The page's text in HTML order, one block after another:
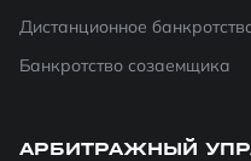
Дистанционное
Банкротство созаемщика
АРБИТРАЖНЫЙ